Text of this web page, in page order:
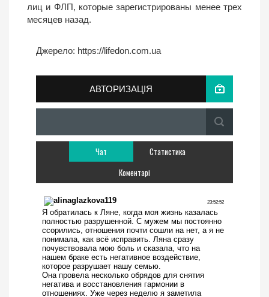
лиц и ФЛП, которые зарегистрированы менее трех
месяцев назад.
Джерело: https://lifedon.com.ua
АВТОРИЗАЦІЯ
Чат
Статистика
Коментарі